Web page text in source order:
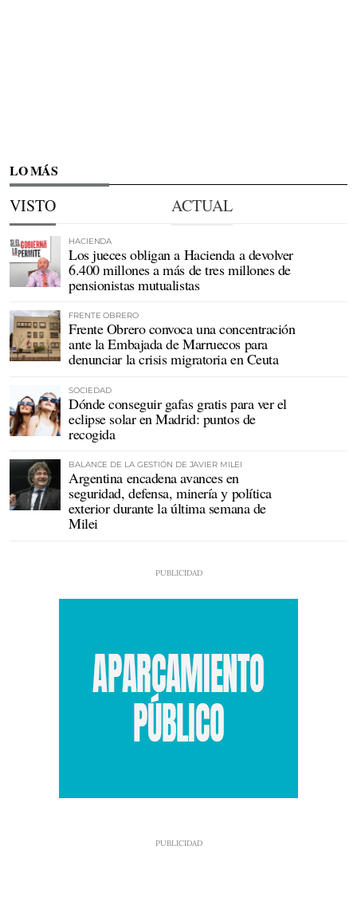
LO MÁS
VISTO ACTUAL
HACIENDA
Los jueces obligan a Hacienda a devolver
6.400 millones a más de tres millones de
pensionistas mutualistas
FRENTE OBRERO
Frente Obrero convoca una concentración
ante la Embajada de Marruecos para
denunciar la crisis migratoria en Ceuta
SOCIEDAD
Dónde conseguir gafas gratis para ver el
eclipse solar en Madrid: puntos de
recogida
BALANCE DE LA GESTIÓN DE JAVIER MILEI
Argentina encadena avances en
seguridad, defensa, minería y política
exterior durante la última semana de
Milei